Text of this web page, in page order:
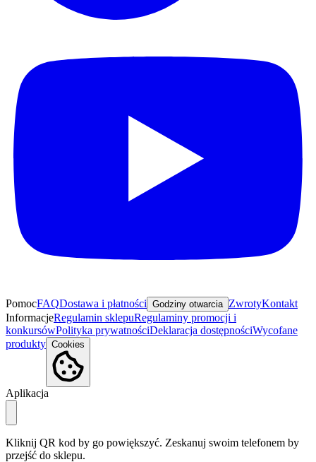
PomocFAQDostawa i płatności Godziny otwarcia ZwrotyKontakt
InformacjeRegulamin sklepuRegulaminy promocji i
konkursówPolityka prywatnościDeklaracja dostępnościWycofane
produkty Cookies
Aplikacja
Kliknij QR kod by go powiększyć. Zeskanuj swoim telefonem by
przejść do sklepu.